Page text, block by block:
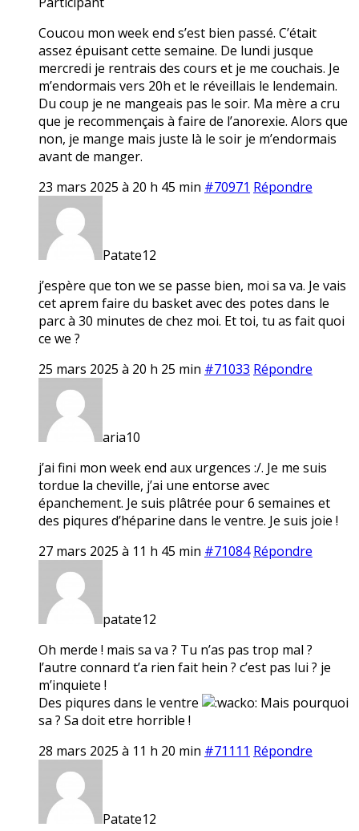
Coucou mon week end s’est bien passé. C’était
assez épuisant cette semaine. De lundi jusque
mercredi je rentrais des cours et je me couchais. Je
m’endormais vers 20h et le réveillais le lendemain.
Du coup je ne mangeais pas le soir. Ma mère a cru
que je recommençais à faire de l’anorexie. Alors que
non, je mange mais juste là le soir je m’endormais
avant de manger.
23 mars 2025 à 20 h 45 min #70971 Répondre
Patate12
j’espère que ton we se passe bien, moi sa va. Je vais
cet aprem faire du basket avec des potes dans le
parc à 30 minutes de chez moi. Et toi, tu as fait quoi
ce we ?
25 mars 2025 à 20 h 25 min #71033 Répondre
aria10
j’ai fini mon week end aux urgences :/. Je me suis
tordue la cheville, j’ai une entorse avec
épanchement. Je suis plâtrée pour 6 semaines et
des piqures d’héparine dans le ventre. Je suis joie !
27 mars 2025 à 11 h 45 min #71084 Répondre
patate12
Oh merde ! mais sa va ? Tu n’as pas trop mal ?
l’autre connard t’a rien fait hein ? c’est pas lui ? je
m’inquiete !
Des piqures dans le ventre
Mais pourquoi
sa ? Sa doit etre horrible !
28 mars 2025 à 11 h 20 min #71111 Répondre
Patate12